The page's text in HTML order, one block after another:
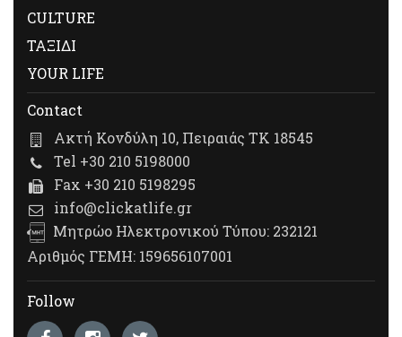
CULTURE
ΤΑΞΙΔΙ
YOUR LIFE
Contact
Ακτή Κονδύλη 10, Πειραιάς ΤΚ 18545
Tel +30 210 5198000
Fax +30 210 5198295
info@clickatlife.gr
Μητρώο Ηλεκτρονικού Τύπου: 232121
Αριθμός ΓΕΜΗ: 159656107001
Follow